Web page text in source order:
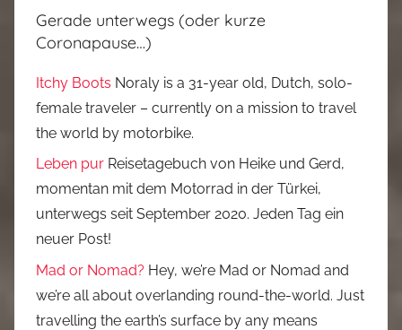
Gerade unterwegs (oder kurze
Coronapause…)
Itchy Boots Noraly is a 31-year old, Dutch, solo-
female traveler – currently on a mission to travel
the world by motorbike.
Leben pur Reisetagebuch von Heike und Gerd,
momentan mit dem Motorrad in der Türkei,
unterwegs seit September 2020. Jeden Tag ein
neuer Post!
Mad or Nomad? Hey, we’re Mad or Nomad and
we’re all about overlanding round-the-world. Just
travelling the earth’s surface by any means